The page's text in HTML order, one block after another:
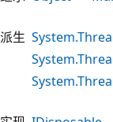
派生